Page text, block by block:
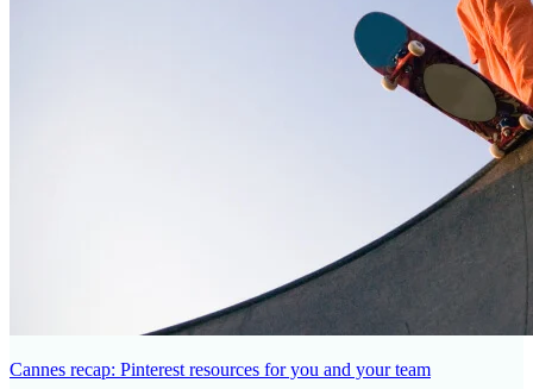
Cannes recap: Pinterest resources for you and your team